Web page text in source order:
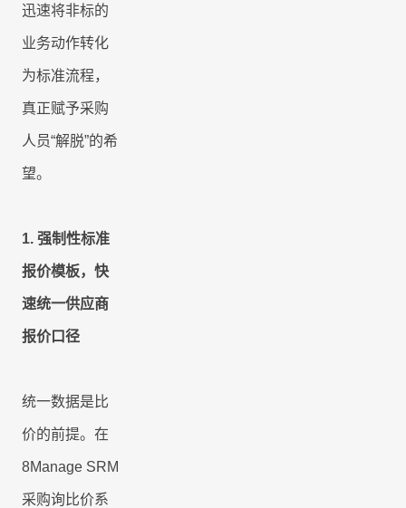
迅速将非标的
业务动作转化
为标准流程，
真正赋予采购
人员“解脱”的希
望。
1. 强制性标准
报价模板，快
速统一供应商
报价口径
统一数据是比
价的前提。在
8Manage SRM
采购询比价系